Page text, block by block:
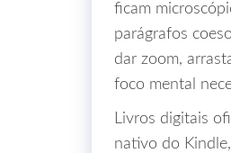
ficam
parágrafos
dar zoom,
foco mental
Livros digitais
nativo do